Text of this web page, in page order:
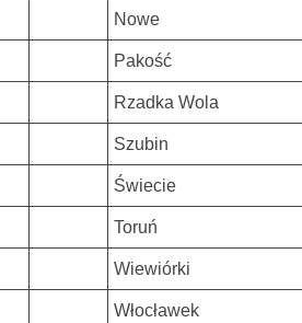
Nowe
Pakość
Rzadka Wola
Szubin
Świecie
Toruń
Wiewiórki
Włocławek